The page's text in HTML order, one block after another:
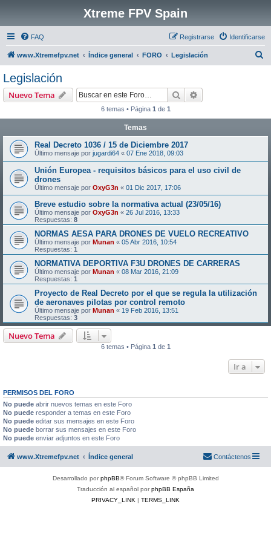
Xtreme FPV Spain
FAQ Identificarse
Registrarse
www.Xtremefpv.net Índice general FORO Legislación
Legislación
Nuevo Tema Buscar
6 temas • Página 1 de 1
Temas
Real Decreto 1036 / 15 de Diciembre 2017
Último mensaje por jugardi64 « 07 Ene 2018, 09:03
Unión Europea - requisitos básicos para el uso civil de
drones
Último mensaje por OxyG3n « 01 Dic 2017, 17:06
Breve estudio sobre la normativa actual (23/05/16)
Último mensaje por OxyG3n « 26 Jul 2016, 13:33
Respuestas: 8
NORMAS AESA PARA DRONES DE VUELO RECREATIVO
Último mensaje por Munan « 05 Abr 2016, 10:54
Respuestas: 1
NORMATIVA DEPORTIVA F3U DRONES DE CARRERAS
Último mensaje por Munan « 08 Mar 2016, 21:09
Respuestas: 1
Proyecto de Real Decreto por el que se regula la utilización
de aeronaves pilotas por control remoto
Último mensaje por Munan « 19 Feb 2016, 13:51
Respuestas: 3
Nuevo Tema
6 temas • Página 1 de 1
Ir a
PERMISOS DEL FORO
No puede abrir nuevos temas en este Foro
No puede responder a temas en este Foro
No puede editar sus mensajes en este Foro
No puede borrar sus mensajes en este Foro
No puede enviar adjuntos en este Foro
www.Xtremefpv.net Índice general Contáctenos
Desarrollado porphpBB® Forum Software © phpBB Limited
Traducción al español porphpBB España
PRIVACY_LINK | TERMS_LINK